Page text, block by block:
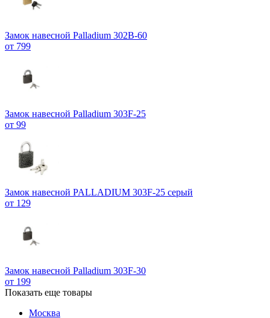
Замок навесной Palladium 302B-60
от 799
Замок навесной Palladium 303F-25
от 99
Замок навесной PALLADIUM 303F-25 серый
от 129
Замок навесной Palladium 303F-30
от 199
Показать еще товары
Москва